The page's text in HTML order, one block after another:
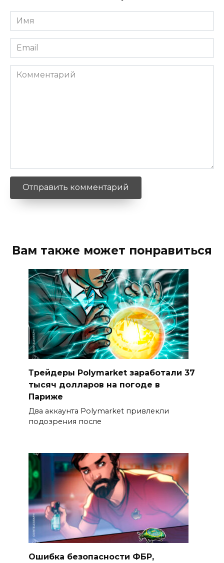
Имя
*
Email
*
Комментарий
Вам также может понравиться
Трейдеры Polymarket заработали 37
тысяч долларов на погоде в
Париже
Два аккаунта Polymarket привлекли
подозрения после
Ошибка безопасности ФБР,